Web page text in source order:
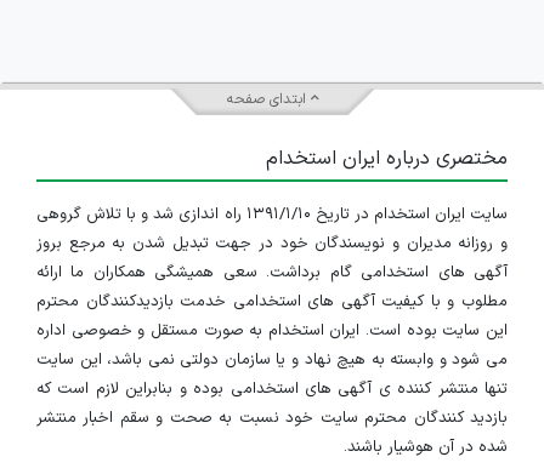
ابتدای صفحه
مختصری درباره ایران استخدام
سایت ایران استخدام در تاریخ ۱۳۹۱/۱/۱۰ راه اندازی شد و با تلاش گروهی
و روزانه مدیران و نویسندگان خود در جهت تبدیل شدن به مرجع بروز
آگهی های استخدامی گام برداشت. سعی همیشگی همکاران ما ارائه
مطلوب و با کیفیت آگهی های استخدامی خدمت بازدیدکنندگان محترم
این سایت بوده است. ایران استخدام به صورت مستقل و خصوصی اداره
می شود و وابسته به هیچ نهاد و یا سازمان دولتی نمی باشد، این سایت
تنها منتشر کننده ی آگهی های استخدامی بوده و بنابراین لازم است که
بازدید کنندگان محترم سایت خود نسبت به صحت و سقم اخبار منتشر
شده در آن هوشیار باشند.